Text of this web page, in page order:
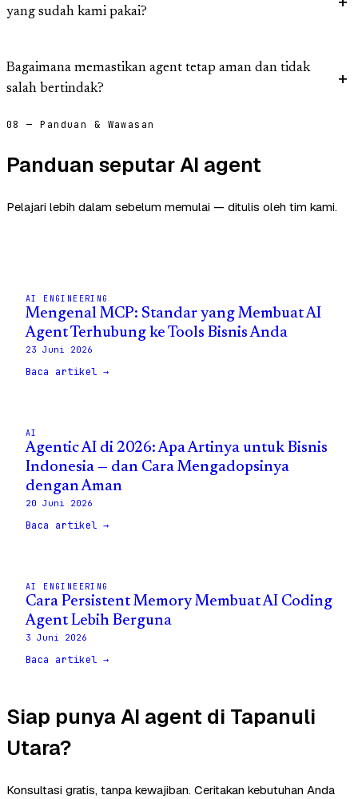
yang sudah kami pakai?
Bagaimana memastikan agent tetap aman dan tidak
salah bertindak?
08 — Panduan & Wawasan
Panduan seputar AI agent
Pelajari lebih dalam sebelum memulai — ditulis oleh tim kami.
AI ENGINEERING
Mengenal MCP: Standar yang Membuat AI
Agent Terhubung ke Tools Bisnis Anda
23 Juni 2026
Baca artikel →
AI
Agentic AI di 2026: Apa Artinya untuk Bisnis
Indonesia — dan Cara Mengadopsinya
dengan Aman
20 Juni 2026
Baca artikel →
AI ENGINEERING
Cara Persistent Memory Membuat AI Coding
Agent Lebih Berguna
3 Juni 2026
Baca artikel →
Siap punya AI agent di Tapanuli
Utara?
Konsultasi gratis, tanpa kewajiban. Ceritakan kebutuhan Anda